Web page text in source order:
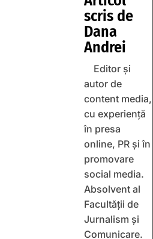
scris de
Dana
Andrei
Editor și
autor de
content media,
cu experiență
în presa
online, PR și în
promovare
social media.
Absolvent al
Facultății de
Jurnalism și
Comunicare.